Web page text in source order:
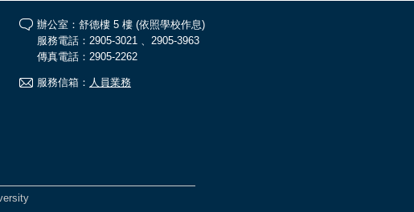
辦公室：舒德樓 5 樓 (依照學校作息)
服務電話：2905-3021 、2905-3963
傳真電話：2905-2262
服務信箱： 人員業務